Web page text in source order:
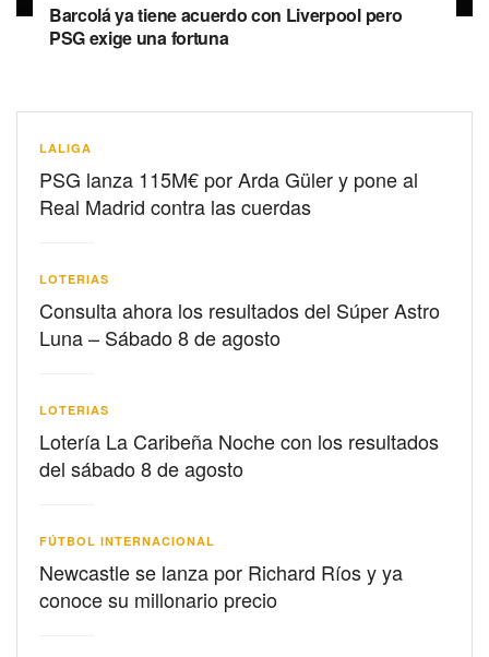
Barcolá ya tiene acuerdo con Liverpool pero
PSG exige una fortuna
LALIGA
PSG lanza 115M€ por Arda Güler y pone al
Real Madrid contra las cuerdas
LOTERIAS
Consulta ahora los resultados del Súper Astro
Luna – Sábado 8 de agosto
LOTERIAS
Lotería La Caribeña Noche con los resultados
del sábado 8 de agosto
FÚTBOL INTERNACIONAL
Newcastle se lanza por Richard Ríos y ya
conoce su millonario precio